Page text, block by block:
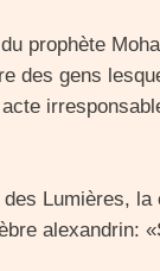
prophète
des gens
Lumières,
alexandrin: